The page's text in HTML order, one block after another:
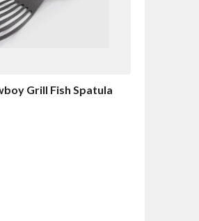
Grill Fish Spatula